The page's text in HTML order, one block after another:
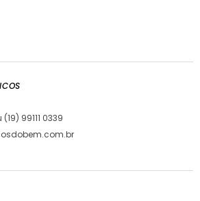
99111 0339